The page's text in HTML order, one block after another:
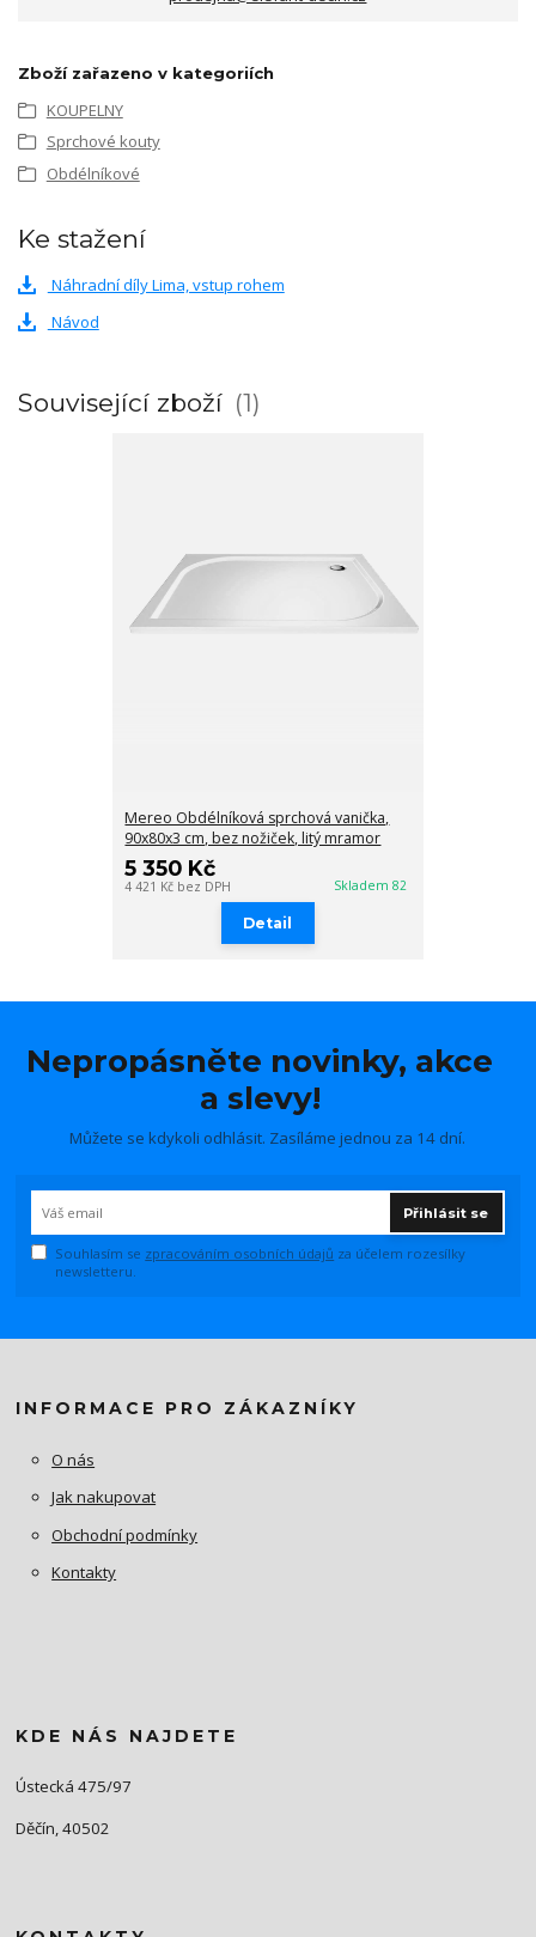
Zboží zařazeno v kategoriích
KOUPELNY
Sprchové kouty
Obdélníkové
Ke stažení
Náhradní díly Lima, vstup rohem
Návod
Související zboží 1
Mereo Obdélníková sprchová vanička,
90x80x3 cm, bez nožiček, litý mramor
5 350 Kč
4 421 Kč bez DPH Skladem 82
Detail
Nepropásněte novinky, akce
a slevy!
Můžete se kdykoli odhlásit. Zasíláme jednou za 14 dní.
Přihlásit se
Souhlasím se zpracováním osobních údajů za účelem rozesílky
newsletteru.
INFORMACE PRO ZÁKAZNÍKY
O nás
Jak nakupovat
Obchodní podmínky
Kontakty
KDE NÁS NAJDETE
Ústecká 475/97
Děčín, 40502